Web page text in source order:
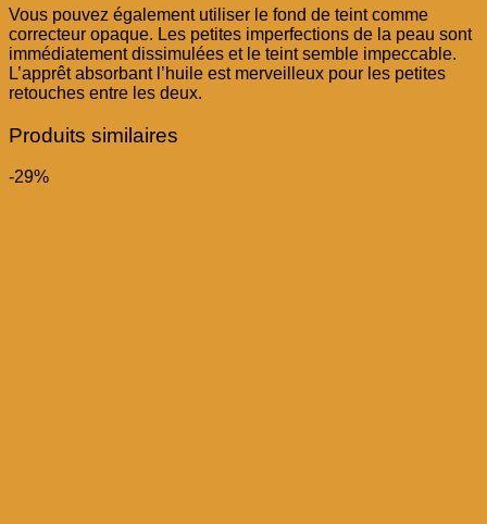
Vous pouvez également utiliser le fond de teint comme
correcteur opaque. Les petites imperfections de la peau sont
immédiatement dissimulées et le teint semble impeccable.
L’apprêt absorbant l’huile est merveilleux pour les petites
retouches entre les deux.
Produits similaires
-29%